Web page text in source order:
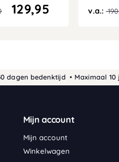
129,95 v.a.:
bedenktijd • Maximaal 10 jaar
Mijn account
Mijn account
Winkelwagen